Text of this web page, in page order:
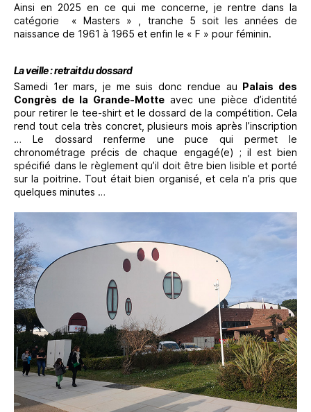
Ainsi en 2025 en ce qui me concerne, je rentre dans la
catégorie « Masters » , tranche 5 soit les années de
naissance de 1961 à 1965 et enfin le « F » pour féminin.
La veille : retrait du dossard
Samedi 1er mars, je me suis donc rendue au Palais des
Congrès de la Grande-Motte avec une pièce d’identité
pour retirer le tee-shirt et le dossard de la compétition. Cela
rend tout cela très concret, plusieurs mois après l’inscription
… Le dossard renferme une puce qui permet le
chronométrage précis de chaque engagé(e) ; il est bien
spécifié dans le règlement qu’il doit être bien lisible et porté
sur la poitrine. Tout était bien organisé, et cela n’a pris que
quelques minutes …